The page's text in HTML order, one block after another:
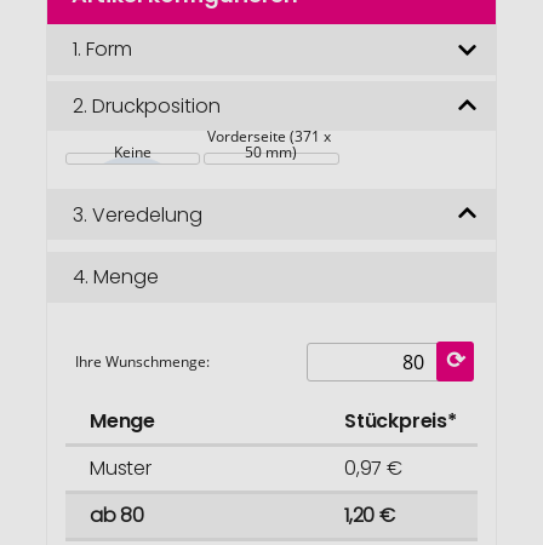
Bildgalerie
1. Form
2. Druckposition
Keine
Vorderseite (371 x
50 mm)
3. Veredelung
4. Menge
Ihre Wunschmenge:
Menge
Stückpreis*
Muster
0,97 €
ab 80
1,20 €